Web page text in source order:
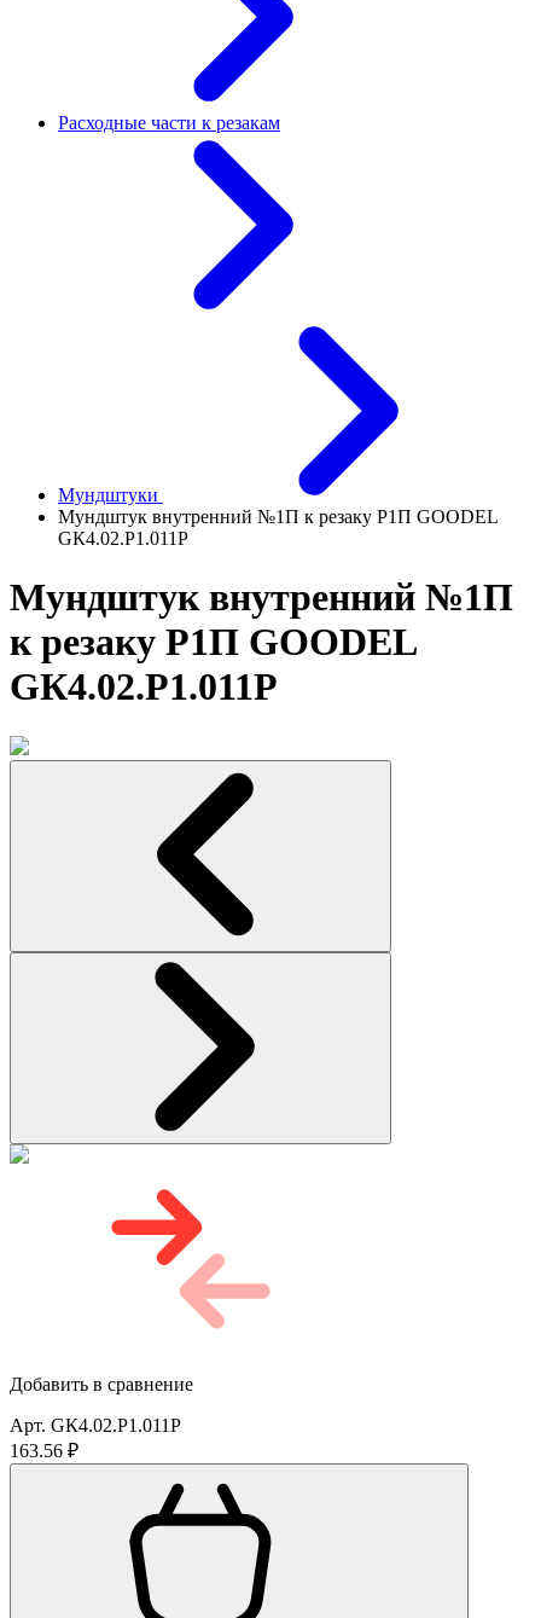
Расходные части к резакам
Мундштуки
Мундштук внутренний №1П к резаку Р1П GOODEL
GК4.02.Р1.011P
Мундштук внутренний №1П
к резаку Р1П GOODEL
GК4.02.Р1.011P
Добавить в сравнение
Арт. GК4.02.Р1.011P
163.56 ₽